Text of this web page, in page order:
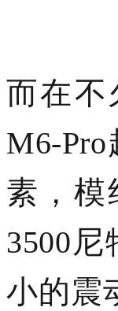
而在不
M6-
素，模
3500
小的震